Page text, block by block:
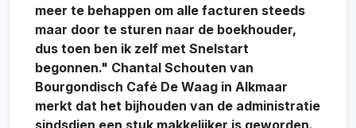
meer te behappen om alle facturen steeds
maar door te sturen naar de boekhouder,
dus toen ben ik zelf met Snelstart
begonnen." Chantal Schouten van
Bourgondisch Café De Waag in Alkmaar
merkt dat het bijhouden van de administratie
sindsdien een stuk makkelijker is geworden.